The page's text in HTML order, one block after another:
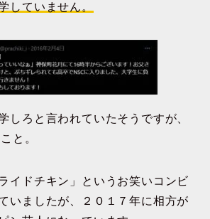
していません。
しろと言われていたそうですが、
と。
イドチキン」というお笑いコンビ
いましたが、２０１７年に相方が